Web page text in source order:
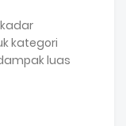
kategori
luas